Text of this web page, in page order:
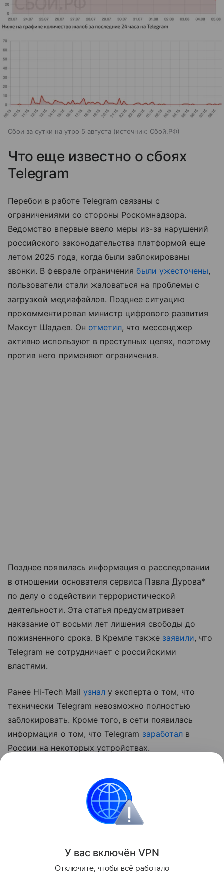
Сбои за сутки на утро 5 августа источник: Сбой.РФ
Что еще известно о сбоях
Telegram
Перебои в работе Telegram связаны с
ограничениями со стороны Роскомнадзора.
Ведомство впервые ввело меры из-за нарушений
российского законодательства платформой еще
летом 2025 года, когда были заблокированы
звонки. В феврале ограничениябыли ужесточены,
пользователи стали жаловаться на проблемы с
загрузкой медиафайлов. Позднее ситуацию
прокомментировал министр цифрового развития
Максут Шадаев. Он отметил, что мессенджер
активно используют в преступных целях, поэтому
против него применяют ограничения.
Позднее появилась информация о расследовании
в отношении основателя сервиса Павла Дурова*
по делу о содействии террористической
деятельности. Эта статья предусматривает
наказание от восьми лет лишения свободы до
пожизненного срока. В Кремле также заявили, что
Telegram не сотрудничает с российскими
властями.
Ранее Hi-Tech Mail узнал у эксперта о том, что
технически Telegram невозможно полностью
заблокировать. Кроме того, в сети появилась
информация о том, что Telegram заработалв
России на некоторых устройствах.
Росфинмониторинга
Telegram Сбои
Поделиться
У вас включён VPN
Отключите, чтобы всё работало